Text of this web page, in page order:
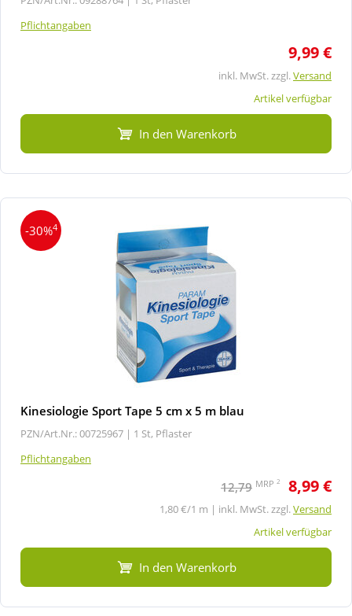
Pflichtangaben
9,99 €
inkl. MwSt. zzgl.Versand
Artikel verfügbar
In den Warenkorb
-30%4
Kinesiologie Sport Tape 5 cm x 5 m blau
PZN/Art.Nr.: 00725967 | 1 St, Pflaster
Pflichtangaben
12,79 MRP 2 8,99 €
1,80 €/1 m | inkl. MwSt. zzgl.Versand
Artikel verfügbar
In den Warenkorb